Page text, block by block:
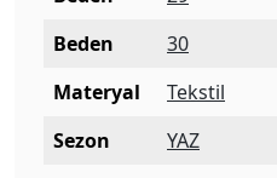
Beden
30
Materyal
Tekstil
Sezon
YAZ